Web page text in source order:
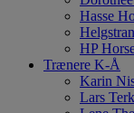
Hasse
HP
Trænere K-Å
Karin
Lars